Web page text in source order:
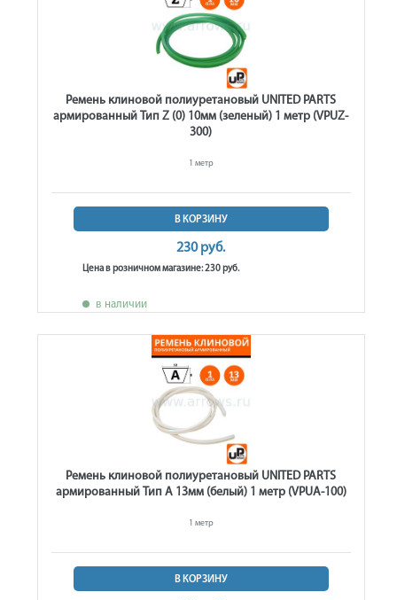
Ремень клиновой полиуретановый UNITED PARTS
армированный Тип Z (0) 10мм (зеленый) 1 метр (VPUZ-
300)
1 метр
В КОРЗИНУ
230 руб.
Цена в розничном магазине: 230 руб.
в наличии
Ремень клиновой полиуретановый UNITED PARTS
армированный Тип A 13мм (белый) 1 метр (VPUA-100)
1 метр
В КОРЗИНУ